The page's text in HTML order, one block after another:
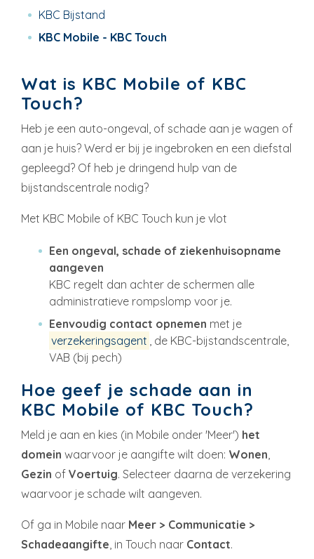
KBC Bijstand
KBC Mobile - KBC Touch
Wat is KBC Mobile of KBC
Touch?
Heb je een auto-ongeval, of schade aan je wagen of
aan je huis? Werd er bij je ingebroken en een diefstal
gepleegd? Of heb je dringend hulp van de
bijstandscentrale nodig?
Met KBC Mobile of KBC Touch kun je vlot
Een ongeval, schade of ziekenhuisopname
aangeven
KBC regelt dan achter de schermen alle
administratieve rompslomp voor je.
Eenvoudig contact opnemen met je
verzekeringsagent , de KBC-bijstandscentrale,
VAB (bij pech)
Hoe geef je schade aan in
KBC Mobile of KBC Touch?
Meld je aan en kies (in Mobile onder 'Meer') het
domein waarvoor je aangifte wilt doen: Wonen,
Gezin of Voertuig. Selecteer daarna de verzekering
waarvoor je schade wilt aangeven.
Of ga in Mobile naar Meer > Communicatie >
Schadeaangifte, in Touch naar Contact.